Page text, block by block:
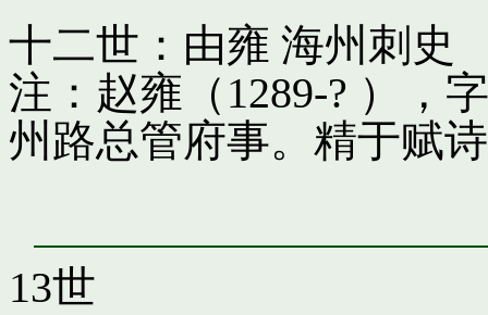
十二世：由雍 海州刺史
注：赵雍（1289-? ），
州路总管府事。精于赋
13世